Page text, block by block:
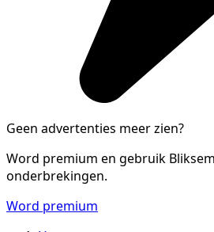
Geen advertenties meer zien?
Word premium en gebruik
onderbrekingen.
Word premium